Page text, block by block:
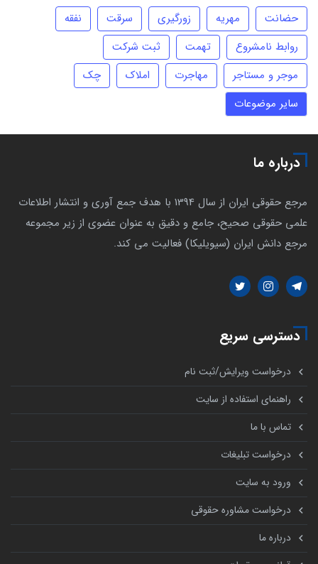
حضانت مهریه زورگیری سرقت
نفقه
روابط نامشروع
تهمت
ثبت شرکت
موجر و مستاجر
مهاجرت املاک
چک
سایر موضوعات
درباره ما
مرجع حقوقی ایران از سال 1394 با هدف جمع آوری و انتشار اطلاعات
علمی حقوقی صحیح، جامع و دقیق به عنوان عضوی از زیر مجموعه
مرجع دانش ایران (سیویلیکا) فعالیت می کند.
دسترسی سریع
درخواست ویرایش/ثبت نام
راهنمای استفاده از سایت
تماس با ما
درخواست تبلیغات
ورود به سایت
درخواست مشاوره حقوقی
درباره ما